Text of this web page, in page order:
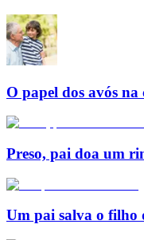
O papel dos avós
Preso, pai doa um
Um pai salva o filho